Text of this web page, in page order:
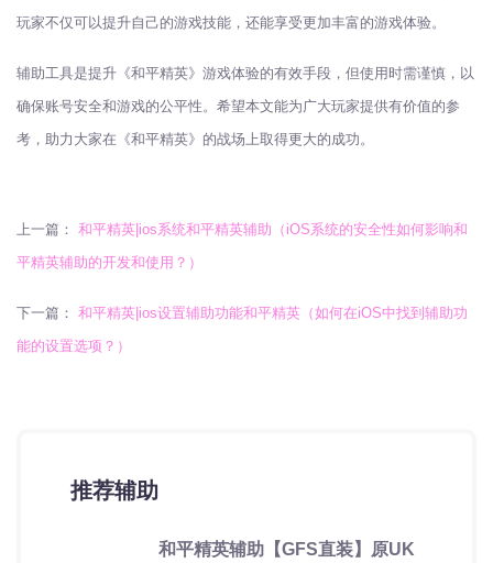
玩家不仅可以提升自己的游戏技能，还能享受更加丰富的游戏体验。
辅助工具是提升《和平精英》游戏体验的有效手段，但使用时需谨慎，以
确保账号安全和游戏的公平性。希望本文能为广大玩家提供有价值的参
考，助力大家在《和平精英》的战场上取得更大的成功。
上一篇： 和平精英|ios系统和平精英辅助（iOS系统的安全性如何影响和
平精英辅助的开发和使用？）
下一篇： 和平精英|ios设置辅助功能和平精英（如何在iOS中找到辅助功
能的设置选项？）
推荐辅助
和平精英辅助【GFS直装】原UK